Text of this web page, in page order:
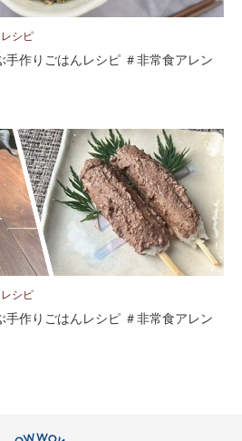
シピ
手作りごはんレシピ ＃非常食アレン
シピ
手作りごはんレシピ ＃非常食アレン